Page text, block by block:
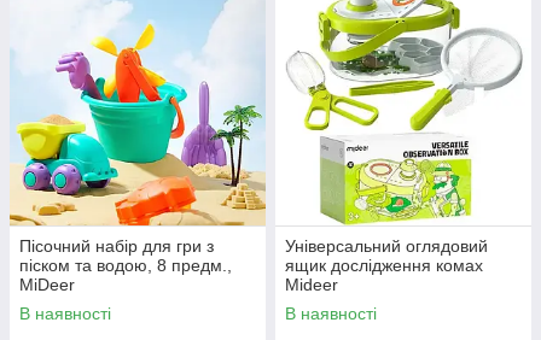
Пісочний набір для гри з
піском та водою, 8 предм.,
MiDeer
В наявності
Універсальний оглядовий
ящик дослідження комах
Mideer
В наявності